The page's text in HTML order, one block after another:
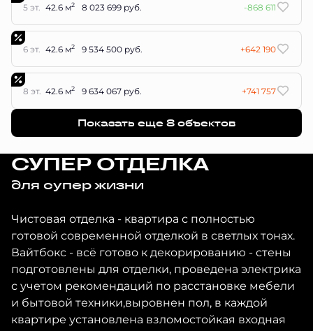
5 эт. 42.6 м2 8 023 699 руб. -868 611
6 эт. 42.6 м2 9 534 500 руб. +642 190
8 эт. 42.6 м2 9 634 067 руб. +741 757
Показать еще 8 объектов
СУПЕР ОТДЕЛКА
для супер жизни
Чистовая отделка - квартира с полностью
готовой современной отделкой в светлых тонах.
Вайтбокс - всё готово к декорированию - стены
подготовлены для отделки, проведена электрика
с учетом рекомендаций по расстановке мебели
и бытовой техники,выровнен пол, в каждой
квартире установлена взломостойкая входная